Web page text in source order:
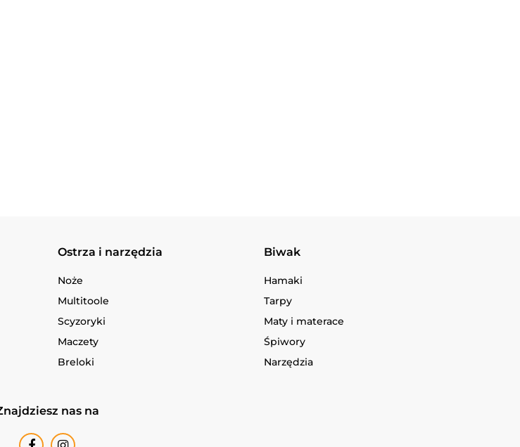
Ostrza i narzędzia
Noże
Multitoole
Scyzoryki
Maczety
Breloki
Biwak
Hamaki
Tarpy
Maty i materace
Śpiwory
Narzędzia
nas na